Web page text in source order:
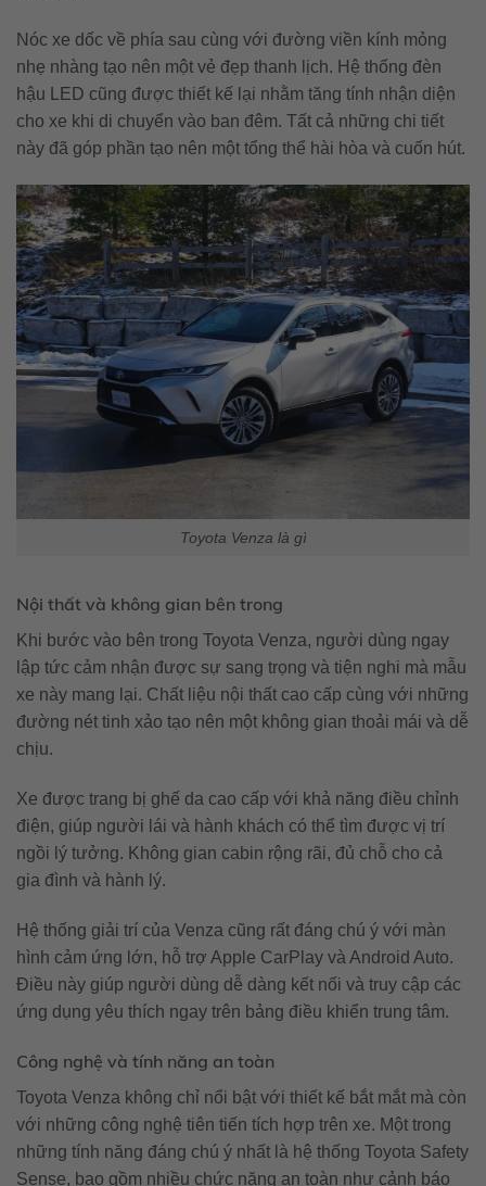
Nóc xe dốc về phía sau cùng với đường viền kính mỏng
nhẹ nhàng tạo nên một vẻ đẹp thanh lịch. Hệ thống đèn
hậu LED cũng được thiết kế lại nhằm tăng tính nhận diện
cho xe khi di chuyển vào ban đêm. Tất cả những chi tiết
này đã góp phần tạo nên một tổng thể hài hòa và cuốn hút.
Toyota Venza là gì
Nội thất và không gian bên trong
Khi bước vào bên trong Toyota Venza, người dùng ngay
lập tức cảm nhận được sự sang trọng và tiện nghi mà mẫu
xe này mang lại. Chất liệu nội thất cao cấp cùng với những
đường nét tinh xảo tạo nên một không gian thoải mái và dễ
chịu.
Xe được trang bị ghế da cao cấp với khả năng điều chỉnh
điện, giúp người lái và hành khách có thể tìm được vị trí
ngồi lý tưởng. Không gian cabin rộng rãi, đủ chỗ cho cả
gia đình và hành lý.
Hệ thống giải trí của Venza cũng rất đáng chú ý với màn
hình cảm ứng lớn, hỗ trợ Apple CarPlay và Android Auto.
Điều này giúp người dùng dễ dàng kết nối và truy cập các
ứng dụng yêu thích ngay trên bảng điều khiển trung tâm.
Công nghệ và tính năng an toàn
Toyota Venza không chỉ nổi bật với thiết kế bắt mắt mà còn
với những công nghệ tiên tiến tích hợp trên xe. Một trong
những tính năng đáng chú ý nhất là hệ thống Toyota Safety
Sense, bao gồm nhiều chức năng an toàn như cảnh báo